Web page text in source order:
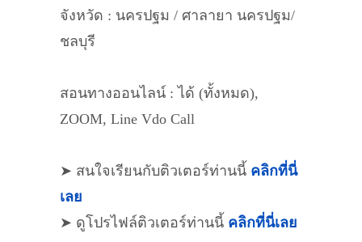
จังหวัด : นครปฐม / ศาลายา นครปฐม/
ชลบุรี
สอนทางออนไลน์ : ได้ (ทั้งหมด),
ZOOM, Line Vdo Call
➤ สนใจเรียนกับติวเตอร์ท่านนี้ คลิกที่นี่
เลย
➤ ดูโปรไฟล์ติวเตอร์ท่านนี้ คลิกที่นี่เลย